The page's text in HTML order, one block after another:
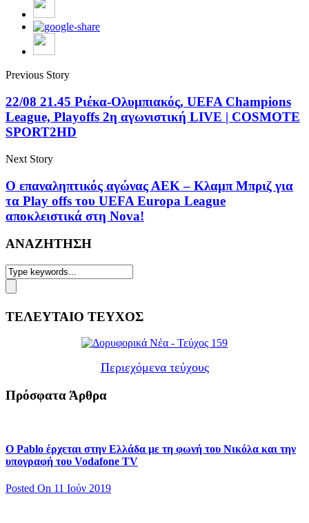
Previous Story
22/08 21.45 Ριέκα-Ολυμπιακός, UEFA Champions
League, Playoffs 2η αγωνιστική LIVE | COSMOTE
SPORT2HD
Next Story
Ο επαναληπτικός αγώνας ΑΕΚ – Κλαμπ Μπριζ για
τα Play offs του UEFA Europa League
αποκλειστικά στη Nova!
ΑΝΑΖΗΤΗΣΗ
ΤΕΛΕΥΤΑΙΟ ΤΕΥΧΟΣ
Περιεχόμενα τεύχους
Πρόσφατα Άρθρα
Ο Pablo έρχεται στην Ελλάδα με τη φωνή του Νικόλα και την
υπογραφή του Vodafone TV
Posted On 11 Ιούν 2019